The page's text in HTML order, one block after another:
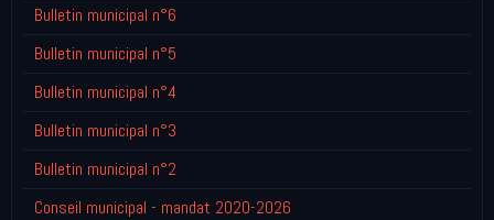
Bulletin municipal n°6
Bulletin municipal n°5
Bulletin municipal n°4
Bulletin municipal n°3
Bulletin municipal n°2
Conseil municipal - mandat 2020-2026